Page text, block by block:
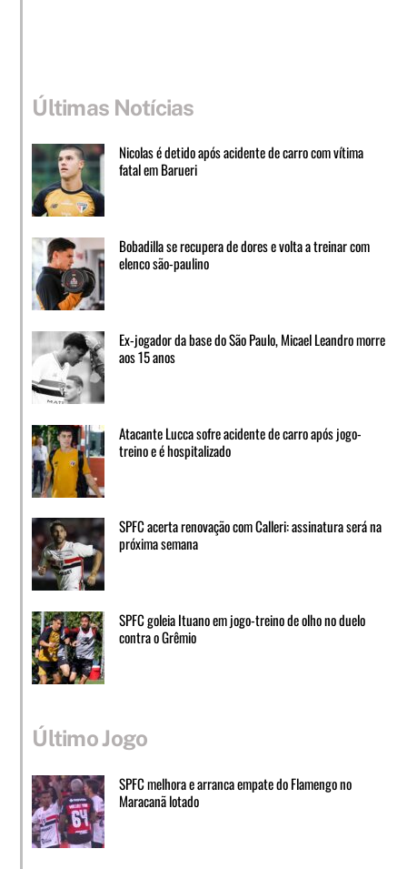
Últimas Notícias
Nicolas é detido após acidente de carro com vítima
fatal em Barueri
Bobadilla se recupera de dores e volta a treinar com
elenco são-paulino
Ex-jogador da base do São Paulo, Micael Leandro morre
aos 15 anos
Atacante Lucca sofre acidente de carro após jogo-
treino e é hospitalizado
SPFC acerta renovação com Calleri: assinatura será na
próxima semana
SPFC goleia Ituano em jogo-treino de olho no duelo
contra o Grêmio
Último Jogo
SPFC melhora e arranca empate do Flamengo no
Maracanã lotado